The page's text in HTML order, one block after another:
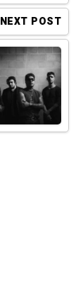
NEXT POST